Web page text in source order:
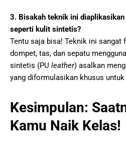
3. Bisakah teknik ini diaplikasikan
seperti kulit sintetis?
Tentu saja bisa! Teknik ini sangat
dompet, tas, dan sepatu
sintetis (PU leather) asalkan
yang diformulasikan khusus
Kesimpulan:
Kamu Naik Kelas!